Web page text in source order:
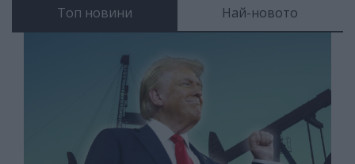
Топ новини Най-новото